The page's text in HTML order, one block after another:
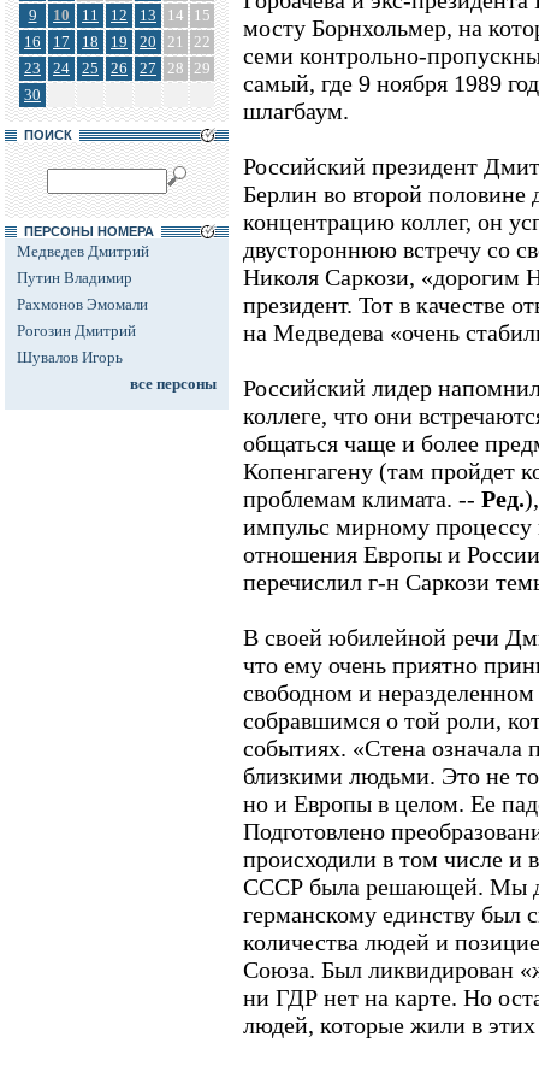
9
10 11 12 13 14
15
16
17 18 19 20 21
22
23
24 25 26 27 28 29
30
ПОИСК
ПЕРСОНЫ НОМЕРА
Медведев Дмитрий
Путин Владимир
Рахмонов Эмомали
Рогозин Дмитрий
Шувалов Игорь
все персоны
мосту Борнхольмер, на
семи контрольно-
самый, где 9 ноября 1989
шлагбаум.
Российский президент
Берлин во второй
концентрацию коллег, он
двустороннюю встречу со
Николя Саркози, «дорогим
президент. Тот в качестве
на Медведева «очень
Российский лидер
коллеге, что они
общаться чаще и более
Копенгагену (там пройдет
проблемам климата. -- Ред.
импульс мирному
отношения Европы и
перечислил г-н Саркози
В своей юбилейной речи
что ему очень приятно
свободном и
собравшимся о той роли,
событиях. «Стена означала
близкими людьми. Это не
но и Европы в целом. Ее
Подготовлено
происходили в том числе и
СССР была решающей. Мы
германскому единству был
количества людей и
Союза. Был ликвидирован
ни ГДР нет на карте. Но
людей, которые жили в этих